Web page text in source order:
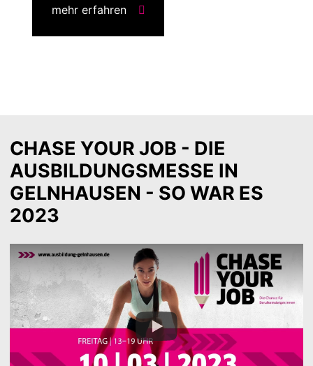
mehr erfahren
CHASE YOUR JOB - DIE
AUSBILDUNGSMESSE IN
GELNHAUSEN - SO WAR ES
2023